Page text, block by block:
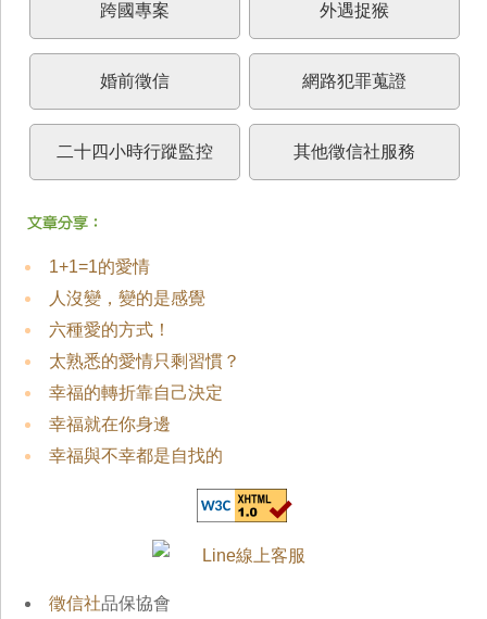
跨國專案 外遇捉猴
婚前徵信 網路犯罪蒐證
二十四小時行蹤監控 其他徵信社服務
1+1=1的愛情
人沒變，變的是感覺
六種愛的方式！
太熟悉的愛情只剩習慣？
幸福的轉折靠自己決定
幸福就在你身邊
幸福與不幸都是自找的
徵信社品保協會